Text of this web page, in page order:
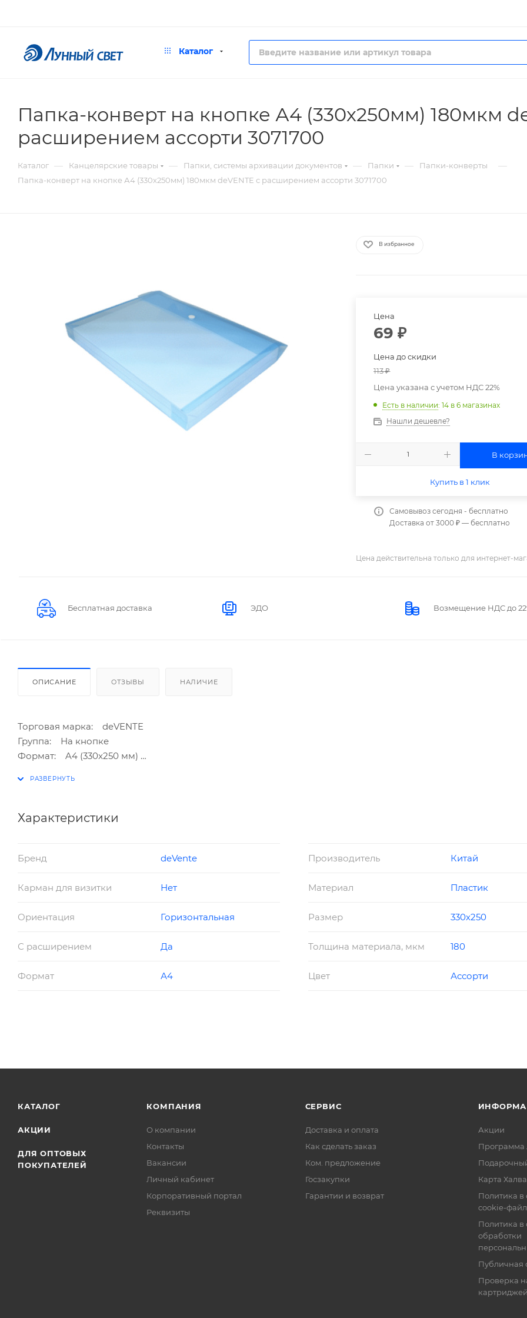
Каталог
Папка-конверт на кнопке А4 (330х250мм) 180мкм
расширением ассорти 3071700
Каталог — Канцелярские товары — Папки, системы архивации документов — Папки — Папки-конверты —
Папка-конверт на кнопке А4 (330х250мм) 180мкм deVENTE с расширением ассорти 3071700
В избранное
Цена
69 ₽
Цена до скидки
113₽
Цена указана с учетом НДС 22%
Есть в наличии: 14 в 6 магазинах
Нашли дешевле?
В
Купить в 1 клик
Самовывоз сегодня - бесплатно
Доставка от 3000 ₽ — бесплатно
Цена действительна только для интернет-
Бесплатная доставка ЭДО Возмещение НДС до
ОПИСАНИЕ ОТЗЫВЫ НАЛИЧИЕ
Торговая марка: deVENTE
Группа: На кнопке
Формат: A4 (330x250 мм)
Страна производитель: Китай
Характеристики
Бренд deVente Производитель Китай
Карман для визитки Нет Материал Пластик
Ориентация Горизонтальная Размер 330х250
С расширением Да Толщина материала, мкм 180
Формат А4 Цвет Ассорти
КАТАЛОГ
АКЦИИ
ДЛЯ ОПТОВЫХ
ПОКУПАТЕЛЕЙ
КОМПАНИЯ
О компании
Контакты
Вакансии
Личный кабинет
Корпоративный портал
Реквизиты
СЕРВИС
Доставка и оплата
Как сделать заказ
Ком. предложение
Госзакупки
Гарантии и возврат
Акции
Программа
Карта Халва
Политика
cookie-
Политика
обработки
Публичная
Проверка